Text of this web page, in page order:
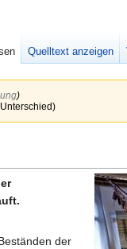
)
der
Quelltext anzeigen